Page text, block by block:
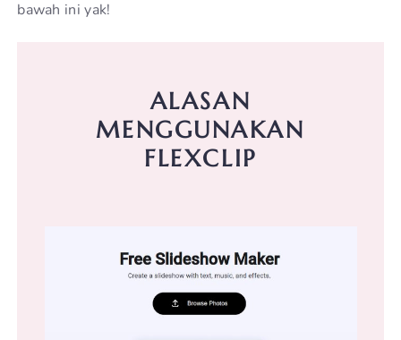
bawah ini yak!
ALASAN
MENGGUNAKAN
FLEXCLIP